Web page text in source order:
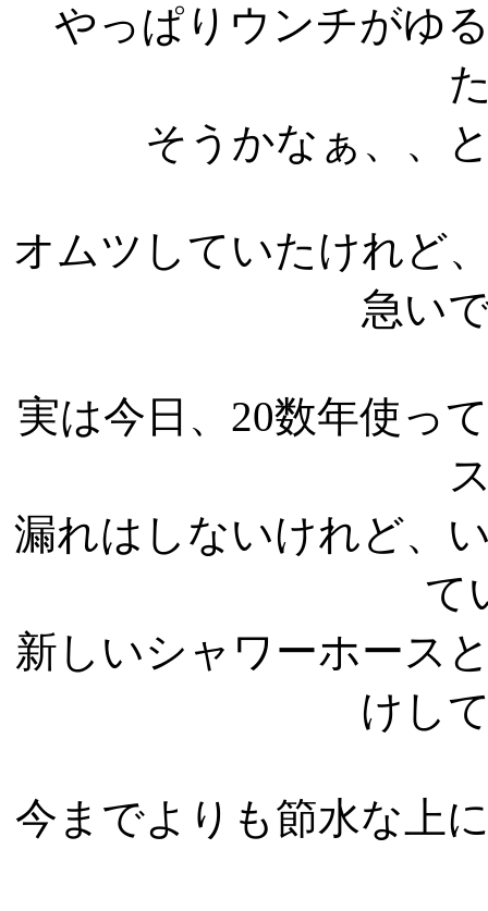
やっぱりウンチがゆ
そうかなぁ、、
オムツしていたけれど
急い
実は今日、20数年使っ
漏れはしないけれど、
て
新しいシャワーホース
けし
今までよりも節水な上